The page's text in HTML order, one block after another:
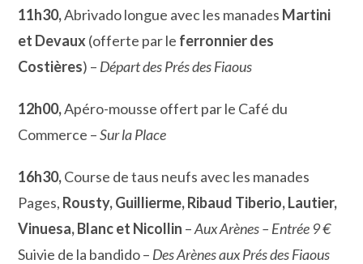
11h30,Abrivado longue avec les manades Martini
et Devaux (offerte par le ferronnier des
Costières) – Départ des Prés des Fiaous
12h00,Apéro-mousse offert par le Café du
Commerce –Sur la Place
16h30,Course de taus neufs avec les manades
Pages, Rousty, Guillierme, Ribaud Tiberio, Lautier,
Vinuesa, Blanc et Nicollin –Aux Arènes – Entrée 9 €
Suivie de la bandido – Des Arènes aux Prés des Fiaous